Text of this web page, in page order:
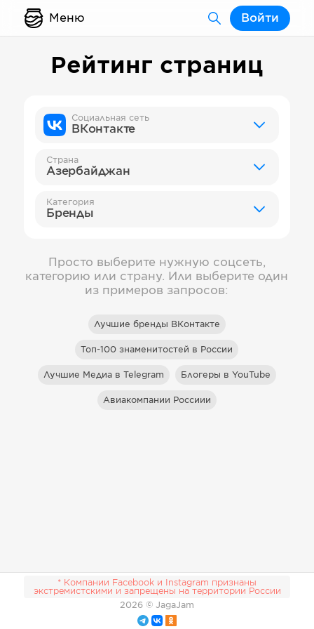
Меню Войти
Рейтинг страниц
Социальная сеть
ВКонтакте
Страна
Азербайджан
Категория
Бренды
Просто выберите нужную соцсеть,
категорию или страну. Или выберите один
из примеров запросов:
Лучшие бренды ВКонтакте
Топ-100 знаменитостей в России
Лучшие Медиа в Telegram Блогеры в YouTube
Авиакомпании Россиии
* Компании Facebook и Instagram признаны
экстремистскими и запрещены на территории России
2026 © JagaJam